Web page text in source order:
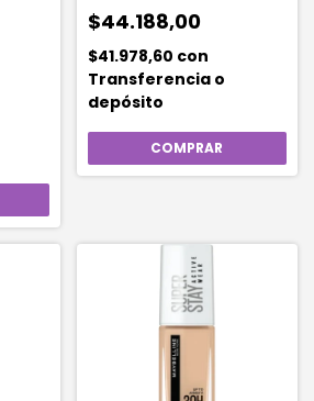
$44.188,00
$41.978,60 con
Transferencia o
depósito